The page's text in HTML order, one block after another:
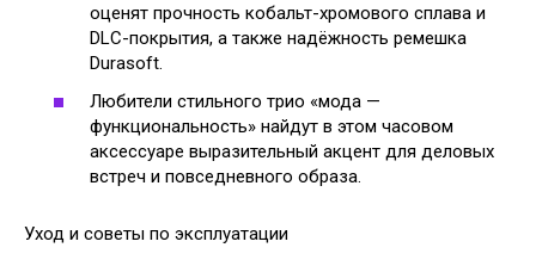
оценят прочность кобальт-хромового сплава и
DLC-покрытия, а также надёжность ремешка
Durasoft.
Любители стильного трио «мода —
функциональность» найдут в этом часовом
аксессуаре выразительный акцент для деловых
встреч и повседневного образа.
Уход и советы по эксплуатации